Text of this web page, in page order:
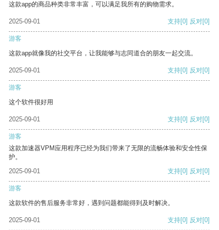
这款app的商品种类非常丰富，可以满足我所有的购物需求。
2025-09-01 支持[0] 反对[0]
游客
这款app就像我的社交平台，让我能够与志同道合的朋友一起交流。
2025-09-01 支持[0] 反对[0]
游客
这个软件很好用
2025-09-01 支持[0] 反对[0]
游客
这款加速器VPM应用程序已经为我们带来了无限的流畅体验和安全性保
护。
2025-09-01
支持[0] 反对[0]
游客
这款软件的售后服务非常好，遇到问题都能得到及时解决。
2025-09-01 支持[0] 反对[0]